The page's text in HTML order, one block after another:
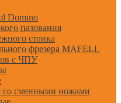
Domino
пазования
станка
фрезера MAFELL
с ЧПУ
со сменными ножами